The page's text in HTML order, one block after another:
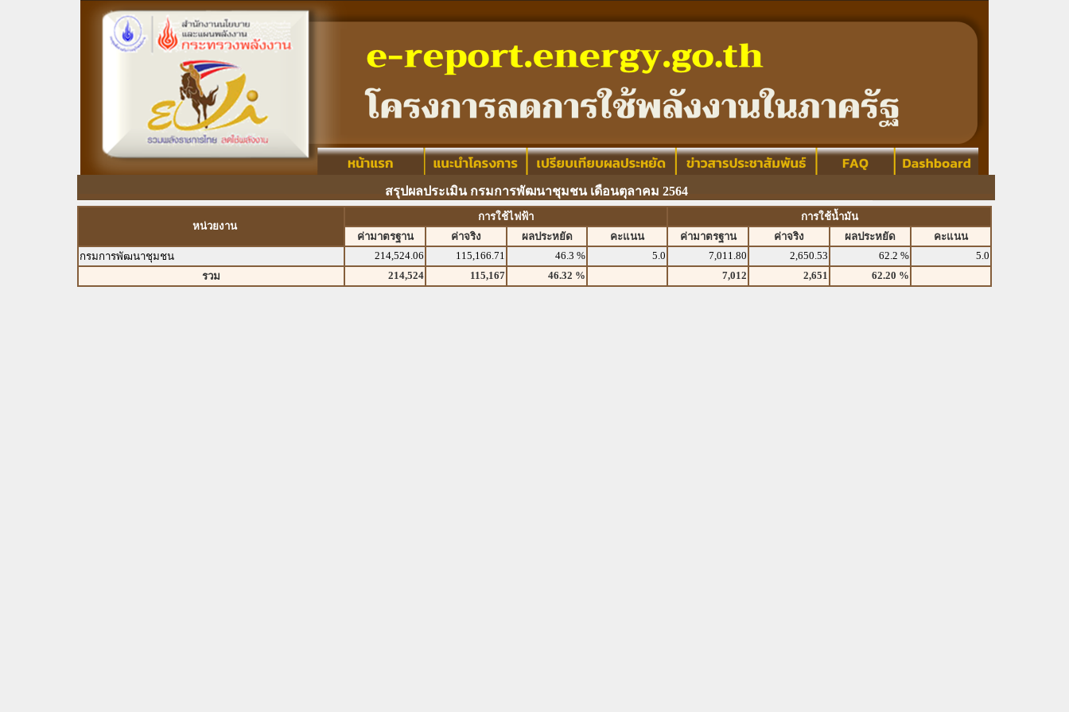
สรุปผลประเมิน กรมการพัฒนาชุมชน เดือนตุลาคม 2564
หน่วยงาน
การใช้ไฟฟ้า
การใช้น้ำมัน
ค่ามาตรฐาน
ค่าจริง ผลประหยัด คะแนน ค่ามาตรฐาน ค่าจริง ผลประหยัด
คะแนน
กรมการพัฒนาชุมชน
214,524.06 115,166.71 46.3 % 5.0 7,011.80 2,650.53 62.2 %
5.0
รวม
214,524 115,167 46.32 % 7,012 2,651 62.20 %